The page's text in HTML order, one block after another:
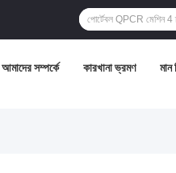
আমাদের সম্পর্কে কারখানা ভ্রমণ মান